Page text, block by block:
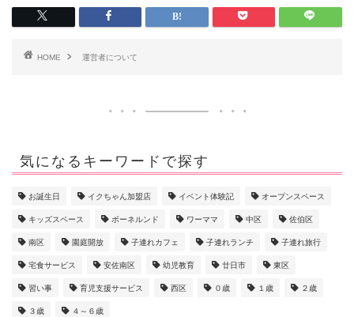
HOME 運営者について
気になるキーワードで探す
お誕生日 イクちゃん加盟店 イベント体験記 オープンスペース
キッズスペース ボーネルンド ワーママ 中区 佐伯区
南区 園庭開放 子連れカフェ 子連れランチ 子連れ旅行
宅食サービス 安佐南区 幼児教育 廿日市 東区
習い事 育児支援サービス 西区 ０歳 １歳 ２歳
３歳 ４～６歳